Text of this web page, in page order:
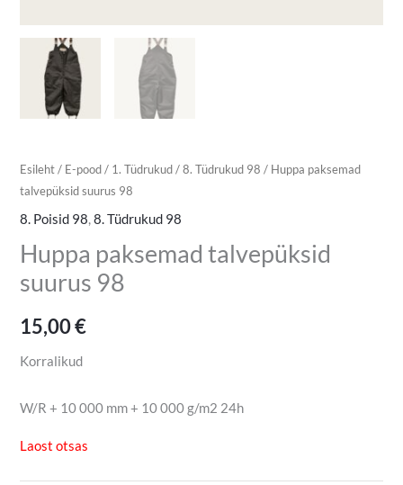
Esileht/ E-pood/ 1. Tüdrukud/8. Tüdrukud 98 / Huppa paksemad
talvepüksid suurus 98
8. Poisid 98,8. Tüdrukud 98
Huppa paksemad talvepüksid
suurus 98
15,00€
Korralikud
W/R + 10 000 mm + 10 000 g/m2 24h
Laost otsas